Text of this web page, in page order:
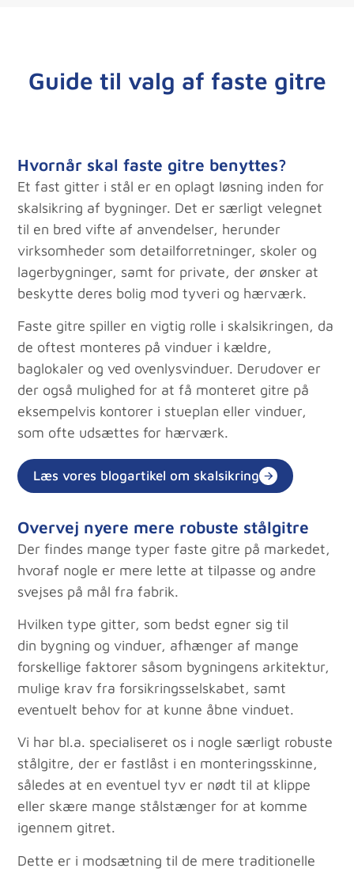
Guide til valg af faste gitre
Hvornår skal faste gitre benyttes?
Et fast gitter i stål er en oplagt løsning inden for
skalsikring af bygninger. Det er særligt velegnet
til en bred vifte af anvendelser, herunder
virksomheder som detailforretninger, skoler og
lagerbygninger, samt for private, der ønsker at
beskytte deres bolig mod tyveri og hærværk.
Faste gitre spiller en vigtig rolle i skalsikringen, da
de oftest monteres på vinduer i kældre,
baglokaler og ved ovenlysvinduer. Derudover er
der også mulighed for at få monteret gitre på
eksempelvis kontorer i stueplan eller vinduer,
som ofte udsættes for hærværk.
Læs vores blogartikel om skalsikring
Overvej nyere mere robuste stålgitre
Der findes mange typer faste gitre på markedet,
hvoraf nogle er mere lette at tilpasse og andre
svejses på mål fra fabrik.
Hvilken type gitter, som bedst egner sig til
din bygning og vinduer, afhænger af mange
forskellige faktorer såsom bygningens arkitektur,
mulige krav fra forsikringsselskabet, samt
eventuelt behov for at kunne åbne vinduet.
Vi har bl.a. specialiseret os i nogle særligt robuste
stålgitre, der er fastlåst i en monteringsskinne,
således at en eventuel tyv er nødt til at klippe
eller skære mange stålstænger for at komme
igennem gitret.
Dette er i modsætning til de mere traditionelle